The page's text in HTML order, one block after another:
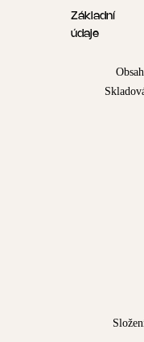
Základní
údaje
Obsah